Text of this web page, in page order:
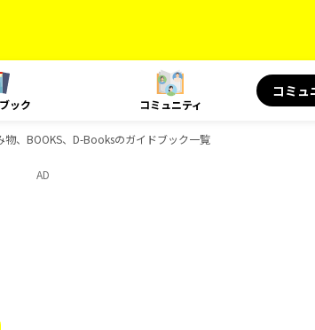
ック コミュニティ
コミュ
、BOOKS、D-Booksのガイドブック一覧
AD